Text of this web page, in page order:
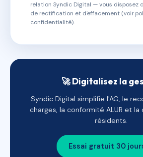
relation Syndic Digital — vous disposez
de rectification et d'effacement (voir
confidentialité).
🚀 Digitalisez la
Syndic Digital simplifie l'AG, le
charges, la conformité ALUR et
résidents.
Essai gratuit 30